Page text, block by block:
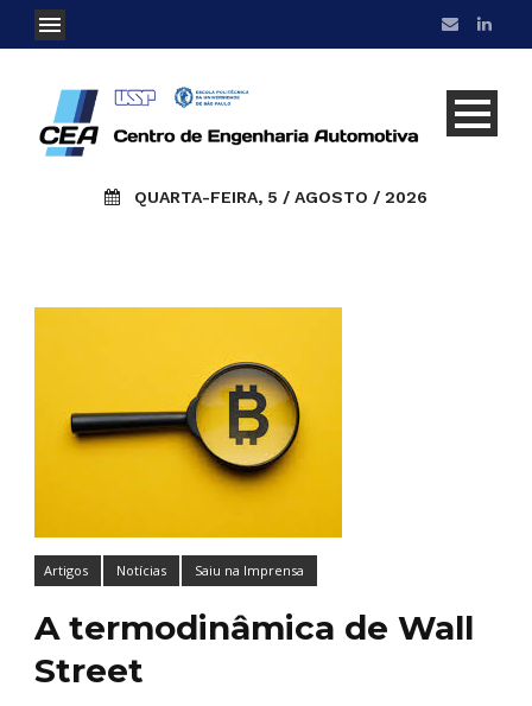
QUARTA-FEIRA, 5 / AGOSTO / 2026
Artigos Notícias Saiu na Imprensa
A termodinâmica de Wall
Street